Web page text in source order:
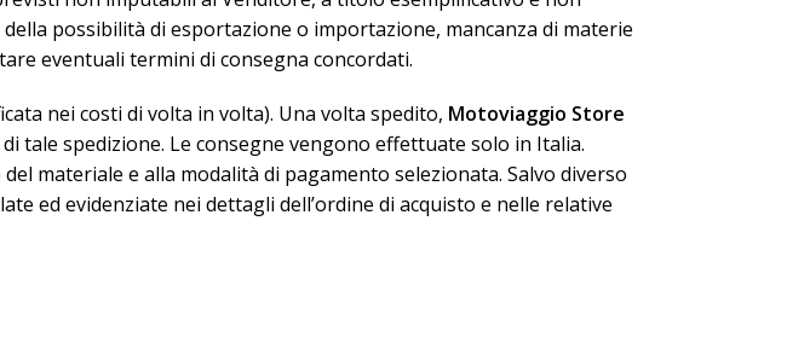
possibilità di esportazione o importazione, mancanza di materie
eventuali termini di consegna concordati.
nei costi di volta in volta). Una volta spedito, Motoviaggio Store
tale spedizione. Le consegne vengono effettuate solo in Italia.
materiale e alla modalità di pagamento selezionata. Salvo diverso
ed evidenziate nei dettagli dell’ordine di acquisto e nelle relative